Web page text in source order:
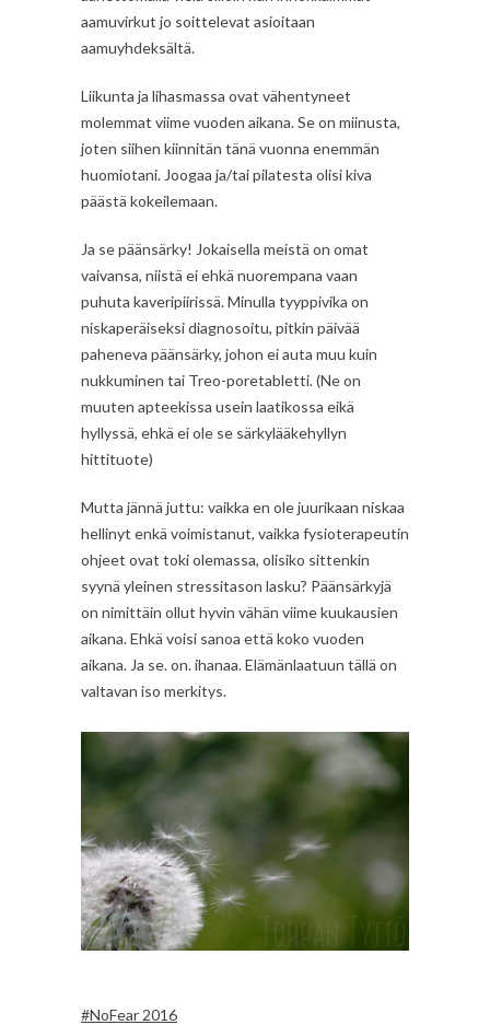
aamuvirkut jo soittelevat asioitaan
aamuyhdeksältä.
Liikunta ja lihasmassa ovat vähentyneet
molemmat viime vuoden aikana. Se on miinusta,
joten siihen kiinnitän tänä vuonna enemmän
huomiotani. Joogaa ja/tai pilatesta olisi kiva
päästä kokeilemaan.
Ja se päänsärky! Jokaisella meistä on omat
vaivansa, niistä ei ehkä nuorempana vaan
puhuta kaveripiirissä. Minulla tyyppivika on
niskaperäiseksi diagnosoitu, pitkin päivää
paheneva päänsärky, johon ei auta muu kuin
nukkuminen tai Treo-poretabletti. (Ne on
muuten apteekissa usein laatikossa eikä
hyllyssä, ehkä ei ole se särkylääkehyllyn
hittituote)
Mutta jännä juttu: vaikka en ole juurikaan niskaa
hellinyt enkä voimistanut, vaikka fysioterapeutin
ohjeet ovat toki olemassa, olisiko sittenkin
syynä yleinen stressitason lasku? Päänsärkyjä
on nimittäin ollut hyvin vähän viime kuukausien
aikana. Ehkä voisi sanoa että koko vuoden
aikana. Ja se. on. ihanaa. Elämänlaatuun tällä on
valtavan iso merkitys.
#NoFear 2016